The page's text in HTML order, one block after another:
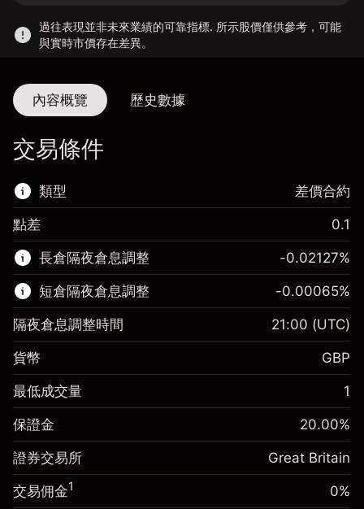
過往表現並非未來業績的可靠指標. 所示股價僅供參考，可能
與實時市價存在差異。
內容概覽 歷史數據
交易條件
類型
該金融市場可進行差價合約交易。
了解更多：
差價合約
差價合約
點差 0.1
長倉隔夜倉息調整
保證金。您的投資 £1,000.00
隔夜倉息
-0.021271
%
(-£1.06)
使用杠杆的交易規模（大約值）
£5,000.00
來自杠杆的資金 - 美元（大約值）
-0.02127%
短倉隔夜倉息調整
保證金。您的投資 £1,000.00
隔夜倉息
來自頭寸全值的費用
-0.000647
%
(-£0.03)
使用杠杆的交易規模（大約值）
-0.00065%
隔夜倉息調整時間 21:00 (UTC)
貨幣 GBP
最低成交量 1
保證金 20.00%
證券交易所 Great Britain
交易佣金1 0%